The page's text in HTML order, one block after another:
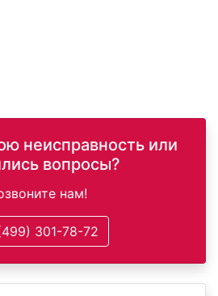
неисправность или
вопросы?
нам!
301-78-72